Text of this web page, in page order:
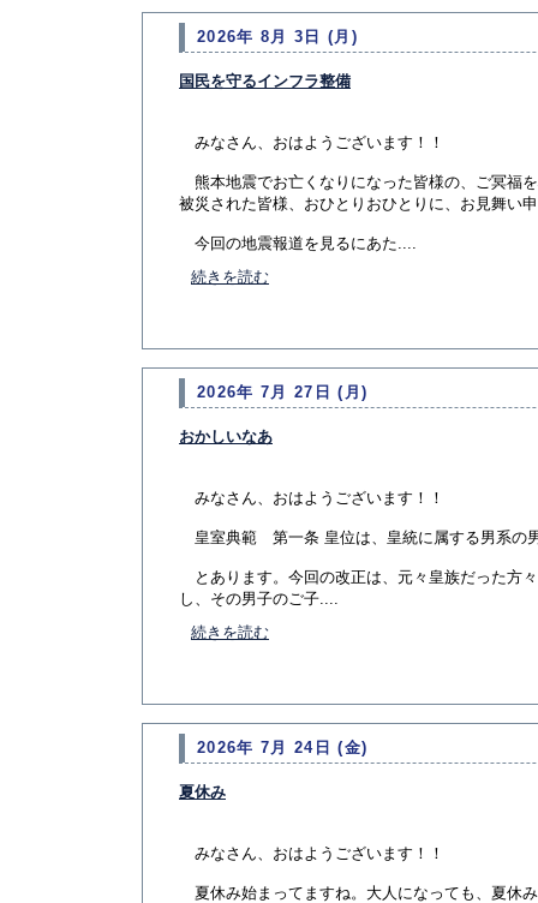
2026年 8月 3日 (月)
国民を守るインフラ整備
みなさん、おはようございます！！
熊本地震でお亡くなりになった皆様の、ご冥福
被災された皆様、おひとりおひとりに、お見舞い
今回の地震報道を見るにあた....
続きを読む
2026年 7月 27日 (月)
おかしいなあ
みなさん、おはようございます！！
皇室典範 第一条 皇位は、皇統に属する男系の
とあります。今回の改正は、元々皇族だった方
し、その男子のご子....
続きを読む
2026年 7月 24日 (金)
夏休み
みなさん、おはようございます！！
夏休み始まってますね。大人になっても、夏休